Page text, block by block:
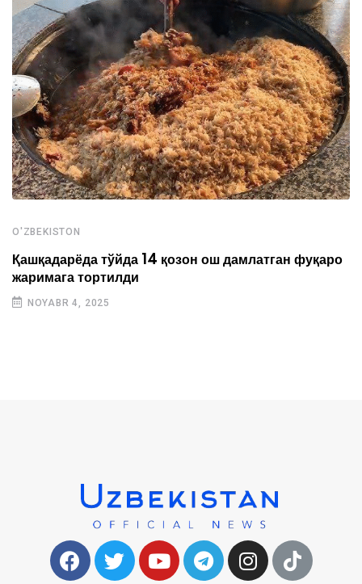
O'ZBEKISTON
Қашқадарёда тўйда 14 қозон ош дамлатган фуқаро
жаримага тортилди
NOYABR 4, 2025